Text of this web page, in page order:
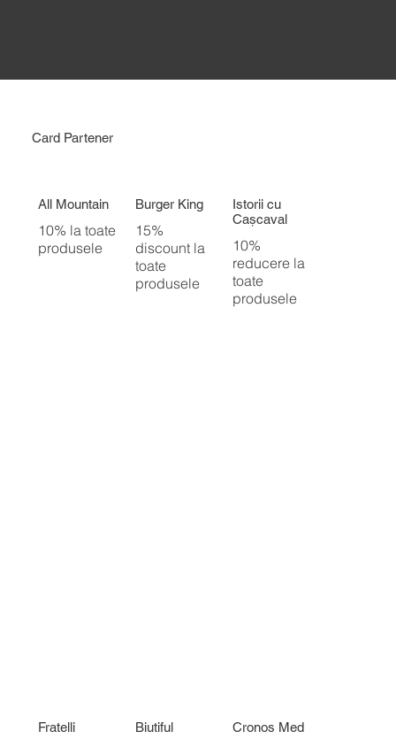
Card Partener
All Mountain
10% la toate
produsele
Burger King
15%
discount la
toate
produsele
Istorii cu
Cașcaval
10%
reducere la
toate
produsele
Fratelli Biutiful Cronos Med